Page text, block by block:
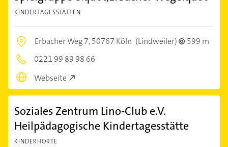
KINDERTAGESSTÄTTEN
Erbacher Weg 7,50767 Köln (Lindweiler)
599 m
0221 99 89 98 66
Webseite
Soziales Zentrum Lino-Club e.V.
Heilpädagogische Kindertagesstätte
KINDERHORTE